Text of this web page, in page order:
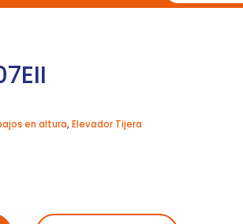
en altura,Elevador Tijera